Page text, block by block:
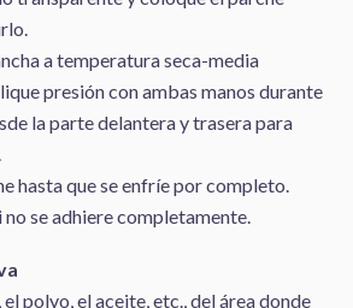
a temperatura seca-media
presión con ambas manos durante
la parte delantera y trasera para
hasta que se enfríe por completo.
se adhiere completamente.
polvo, el aceite, etc., del área donde